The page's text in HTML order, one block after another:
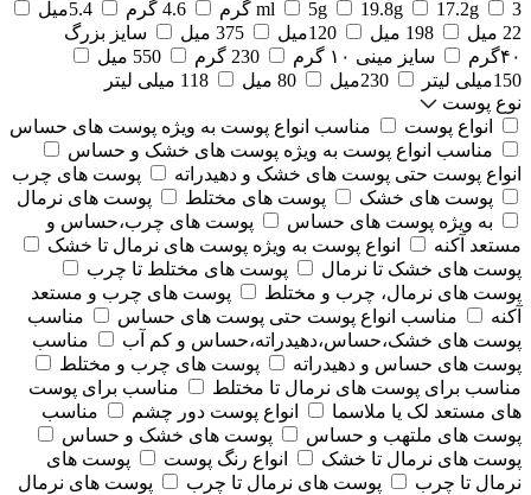
ml
5g 19.8g 17.2g 3 گرم 4.6 گرم
5.4میل
22 میل
198 میل 120میل 375 میل
سایز بزرگ
۴۰گرم
سایز مینی ۱۰ گرم 230 گرم
550 میل
150میلی لیتر
230میل 80 میل
118 میلی لیتر
نوع پوست
انواع پوست
مناسب انواع پوست به ویژه پوست های حساس
مناسب انواع پوست به ویژه پوست های خشک و حساس
انواع پوست حتی پوست های خشک و دهیدراته
پوست های چرب
پوست های خشک
پوست های مختلط
پوست های نرمال
به ویژه پوست های حساس
پوست های چرب،حساس و
مستعد آکنه
انواع پوست به ویژه پوست های نرمال تا خشک
پوست های خشک تا نرمال
پوست های مختلط تا چرب
پوست های نرمال، چرب و مختلط
پوست های چرب و مستعد
آکنه
مناسب انواع پوست حتی پوست های حساس
مناسب
پوست های خشک،حساس،دهیدراته،حساس و کم آب
مناسب
پوست های حساس و دهیدراته
پوست های چرب و مختلط
مناسب برای پوست های نرمال تا مختلط
مناسب برای پوست
های مستعد لک یا ملاسما
انواع پوست دور چشم
مناسب
پوست های ملتهب و حساس
پوست های خشک و حساس
پوست های نرمال تا خشک
انواع رنگ پوست
پوست های
نرمال تا چرب
پوست های نرمال تا چرب
پوست های نرمال